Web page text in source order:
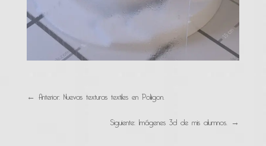
← Anterior: Nuevas texturas textiles en Poliigon.
Siguiente: Imágenes 3d de mis alumnos. →